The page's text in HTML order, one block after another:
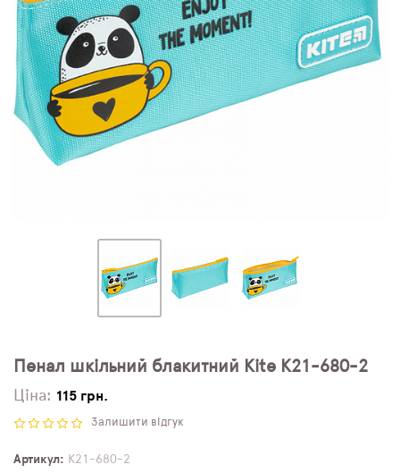
SCHOOL STANDARD
SKYNAME
РОЗПРОДАЖ
Пенал шкільний блакитний Kite K21-680-2
Ціна: 115 грн.
Залишити відгук
Артикул
K21-680-2